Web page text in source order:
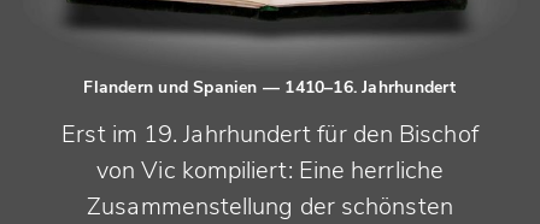
Flandern und Spanien — 1410–16. Jahrhundert
Erst im 19. Jahrhundert für den Bischof
von Vic kompiliert: Eine herrliche
Zusammenstellung der schönsten